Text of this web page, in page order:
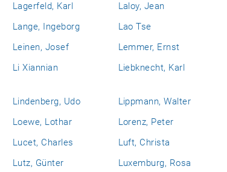
Lagerfeld, Karl
Laloy, Jean
Lange, Ingeborg
Lao Tse
Leinen, Josef
Lemmer, Ernst
Li Xiannian Liebknecht, Karl
Lindenberg, Udo
Lippmann, Walter
Loewe, Lothar
Lorenz, Peter
Lucet, Charles
Luft, Christa
Lutz, Günter
Luxemburg, Rosa